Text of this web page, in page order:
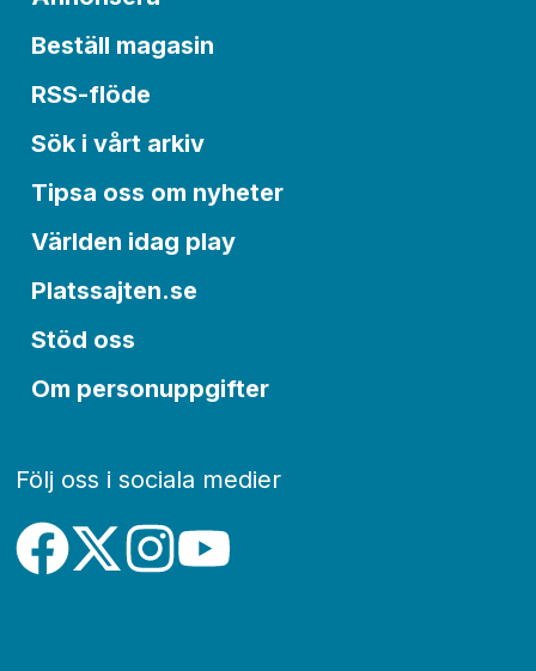
Beställ magasin
RSS-flöde
Sök i vårt arkiv
Tipsa oss om nyheter
Världen idag play
Platssajten.se
Stöd oss
Om personuppgifter
Följ oss i sociala medier